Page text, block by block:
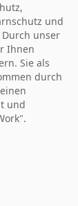
und
unser
Ihnen
Sie als
durch
und